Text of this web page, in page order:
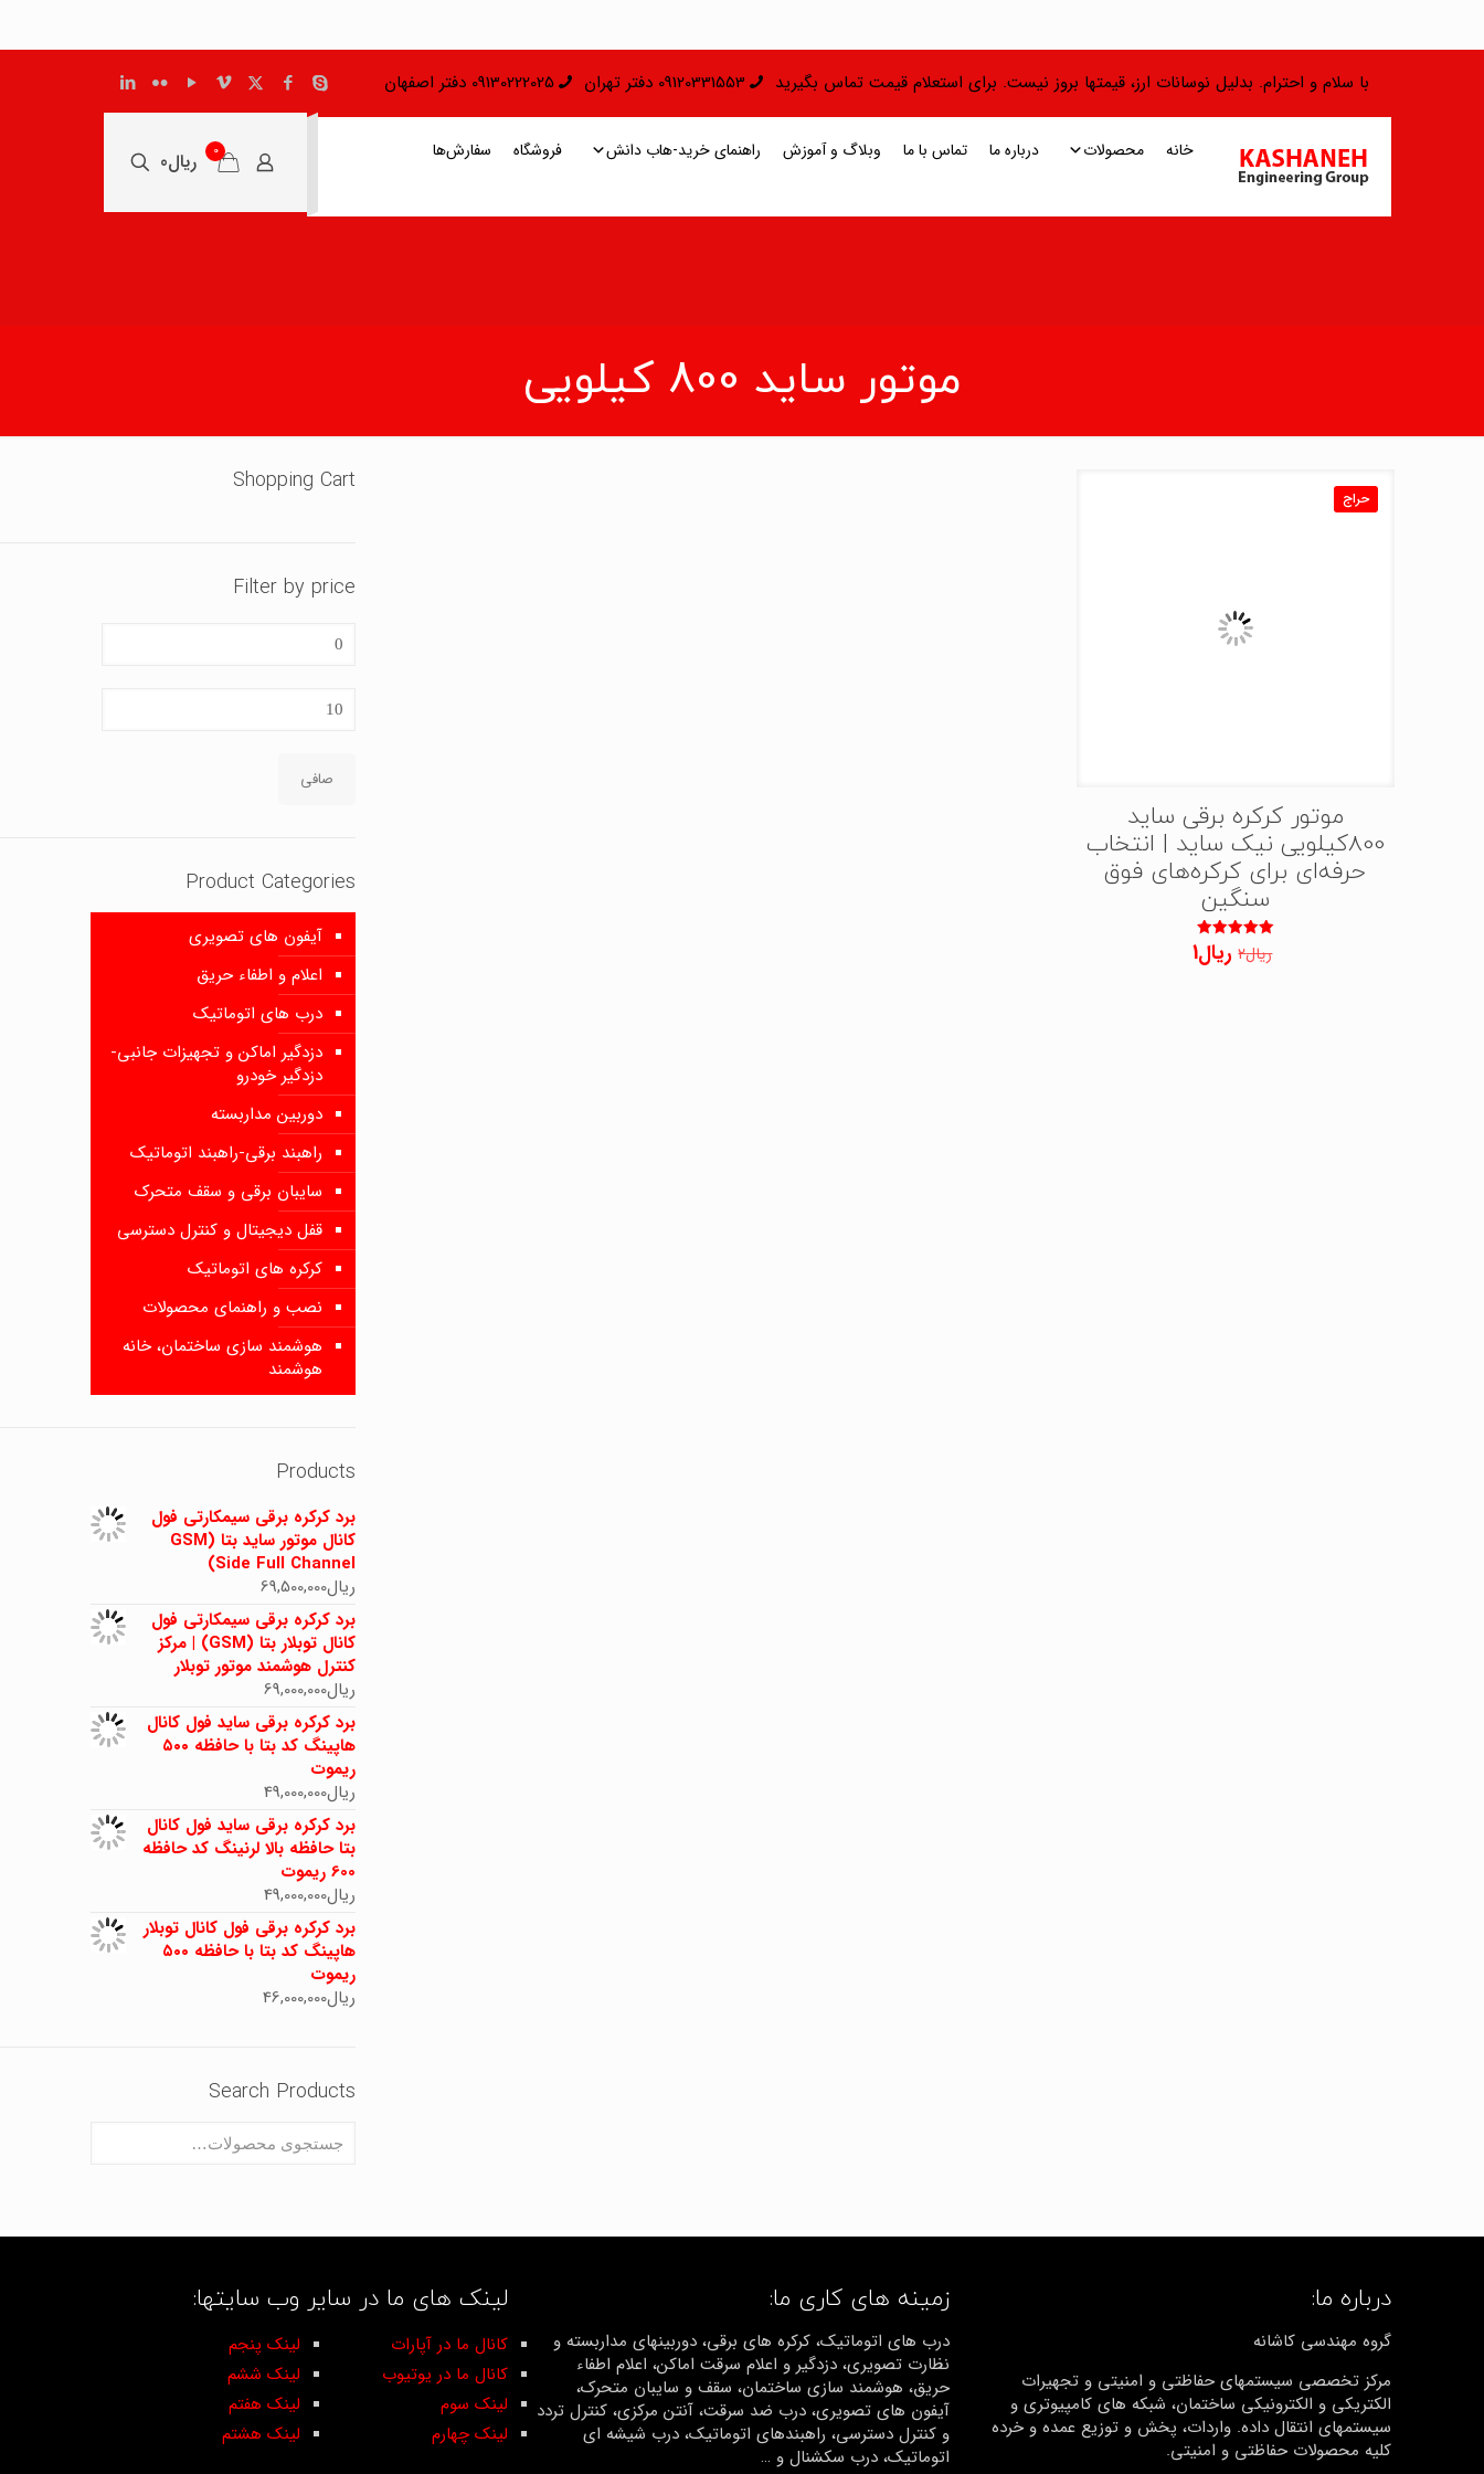
با سلام و احترام. بدلیل نوسانات ارز، قیمتها بروز نیست. برای استعلام قیمت تماس بگیرید 09120331553 دفتر تهران 09130222025 دفتر اصفهان
خانه محصولات درباره ما تماس با ما وبلاگ و آموزش راهنمای خرید-هاب دانش فروشگاه سفارش‌ها 0 ریال0
موتور ساید 800 کیلویی
حراج
موتور کرکره برقی ساید
800کیلویی نیک ساید | انتخاب
حرفه‌ای برای کرکره‌های فوق
سنگین
نمره
5.00ریال2 قیمت
اصلی:
ریال1قیمت
Shopping Cart
Filter by price
حداقل
قیمت
حداكثر
قيمت
صافی
Product Categories
آیفون های تصویری
اعلام و اطفاء حریق
درب های اتوماتیک
دزدگیر اماکن و تجهیزات جانبی-
دزدگیر خودرو
دوربین مداربسته
راهبند برقی-راهبند اتوماتیک
سایبان برقی و سقف متحرک
قفل دیجیتال و کنترل دسترسی
کرکره های اتوماتیک
نصب و راهنمای محصولات
هوشمند سازی ساختمان، خانه
هوشمند
Products
برد کرکره برقی سیمکارتی فول
کانال موتور ساید بتا (GSM
Side Full Channel)
ریال69,500,000
برد کرکره برقی سیمکارتی فول
کانال توبلار بتا (GSM) | مرکز
کنترل هوشمند موتور توبلار
ریال69,000,000
برد کرکره برقی ساید فول کانال
هاپینگ کد بتا با حافظه ۵۰۰
ریموت
ریال49,000,000
برد کرکره برقی ساید فول کانال
بتا حافظه بالا لرنینگ کد حافظه
600 ریموت
ریال49,000,000
برد کرکره برقی فول کانال توبلار
هاپینگ کد بتا با حافظه ۵۰۰
ریموت
ریال46,000,000
Search Products
درباره ما:
گروه مهندسی کاشانه
مرکز تخصصی سیستمهای حفاظتی و امنیتی و تجهیرات
الکتریکی و الکترونیکی ساختمان، شبکه های کامپیوتری و
سیستمهای انتقال داده. واردات، پخش و توزیع عمده و خرده
کلیه محصولات حفاظتی و امنیتی.
زمینه های کاری ما:
درب های اتوماتیک، کرکره های برقی، دوربینهای مداربسته و
نظارت تصویری، دزدگیر و اعلام سرقت اماکن، اعلام اطفاء
حریق، هوشمند سازی ساختمان، سقف و سایبان متحرک،
آیفون های تصویری، درب ضد سرقت، آنتن مرکزی، کنترل تردد
و کنترل دسترسی، راهبندهای اتوماتیک، درب شیشه ای
اتوماتیک، درب سکشنال و …
لینک های ما در سایر وب سایتها:
لینک پنجم
لینک ششم
لینک هفتم
لینک هشتم
کانال ما در آپارات
کانال ما در یوتیوب
لینک سوم
لینک چهارم